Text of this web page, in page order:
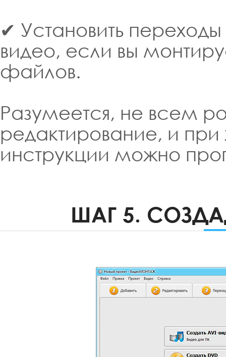
✔ Установить
видео, если вы
файлов.
Разумеется, не всем
редактирование, и
инструкции можно
ШАГ 5.